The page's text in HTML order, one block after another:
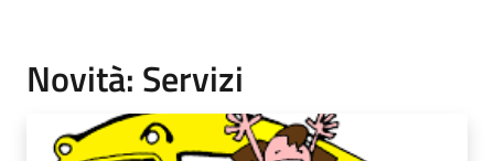
Novità: Servizi